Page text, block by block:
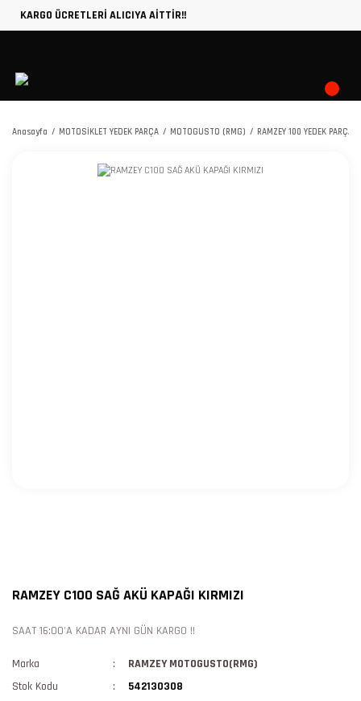
KARGO ÜCRETLERİ ALICIYA AİTTİR!!
Anasayfa MOTOSİKLET YEDEK PARÇA MOTOGUSTO (RMG) RAMZEY 100 YEDEK PARÇA
RAMZEY C100 SAĞ AKÜ KAPAĞI KIRMIZI
SAAT 16:00'A KADAR AYNI GÜN KARGO !!
Marka
RAMZEY MOTOGUSTO(RMG)
Stok Kodu
542130308